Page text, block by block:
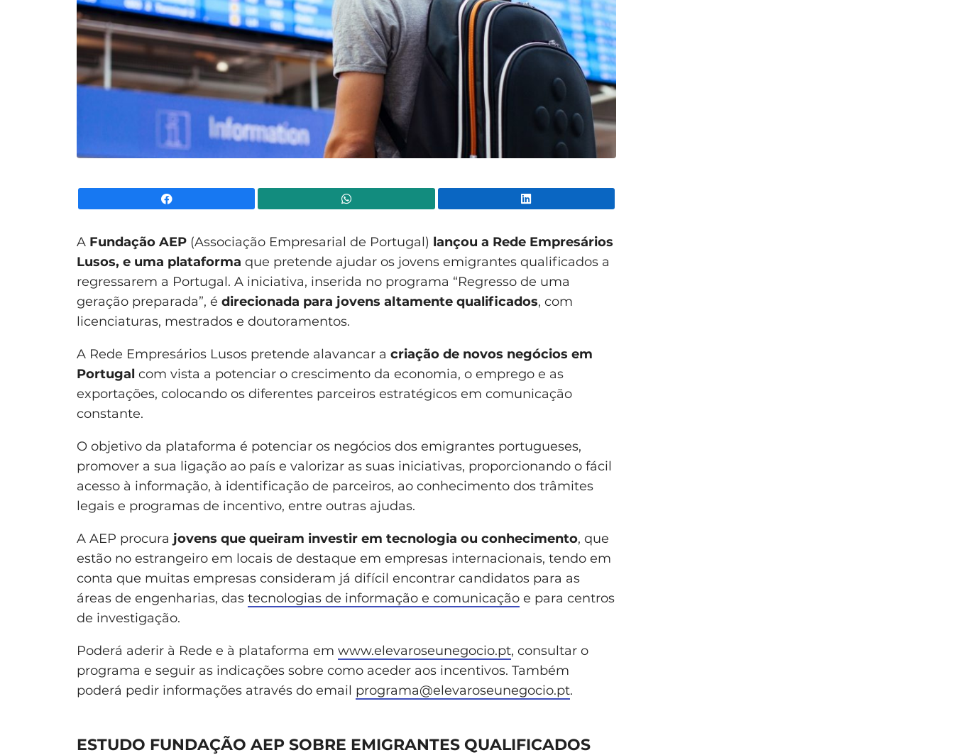
A Fundação AEP (Associação Empresarial de Portugal) lançou a Rede Empresários
Lusos, e uma plataforma que pretende ajudar os jovens emigrantes qualificados a
regressarem a Portugal. A iniciativa, inserida no programa “Regresso de uma
geração preparada”, é direcionada para jovens altamente qualificados, com
licenciaturas, mestrados e doutoramentos.
A Rede Empresários Lusos pretende alavancar a criação de novos negócios em
Portugal com vista a potenciar o crescimento da economia, o emprego e as
exportações, colocando os diferentes parceiros estratégicos em comunicação
constante.
O objetivo da plataforma é potenciar os negócios dos emigrantes portugueses,
promover a sua ligação ao país e valorizar as suas iniciativas, proporcionando o fácil
acesso à informação, à identificação de parceiros, ao conhecimento dos trâmites
legais e programas de incentivo, entre outras ajudas.
A AEP procura jovens que queiram investir em tecnologia ou conhecimento, que
estão no estrangeiro em locais de destaque em empresas internacionais, tendo em
conta que muitas empresas consideram já difícil encontrar candidatos para as
áreas de engenharias, das tecnologias de informação e comunicação e para centros
de investigação.
Poderá aderir à Rede e à plataforma em www.elevaroseunegocio.pt, consultar o
programa e seguir as indicações sobre como aceder aos incentivos. Também
poderá pedir informações através do email programa@elevaroseunegocio.pt.
ESTUDO FUNDAÇÃO AEP SOBRE EMIGRANTES QUALIFICADOS